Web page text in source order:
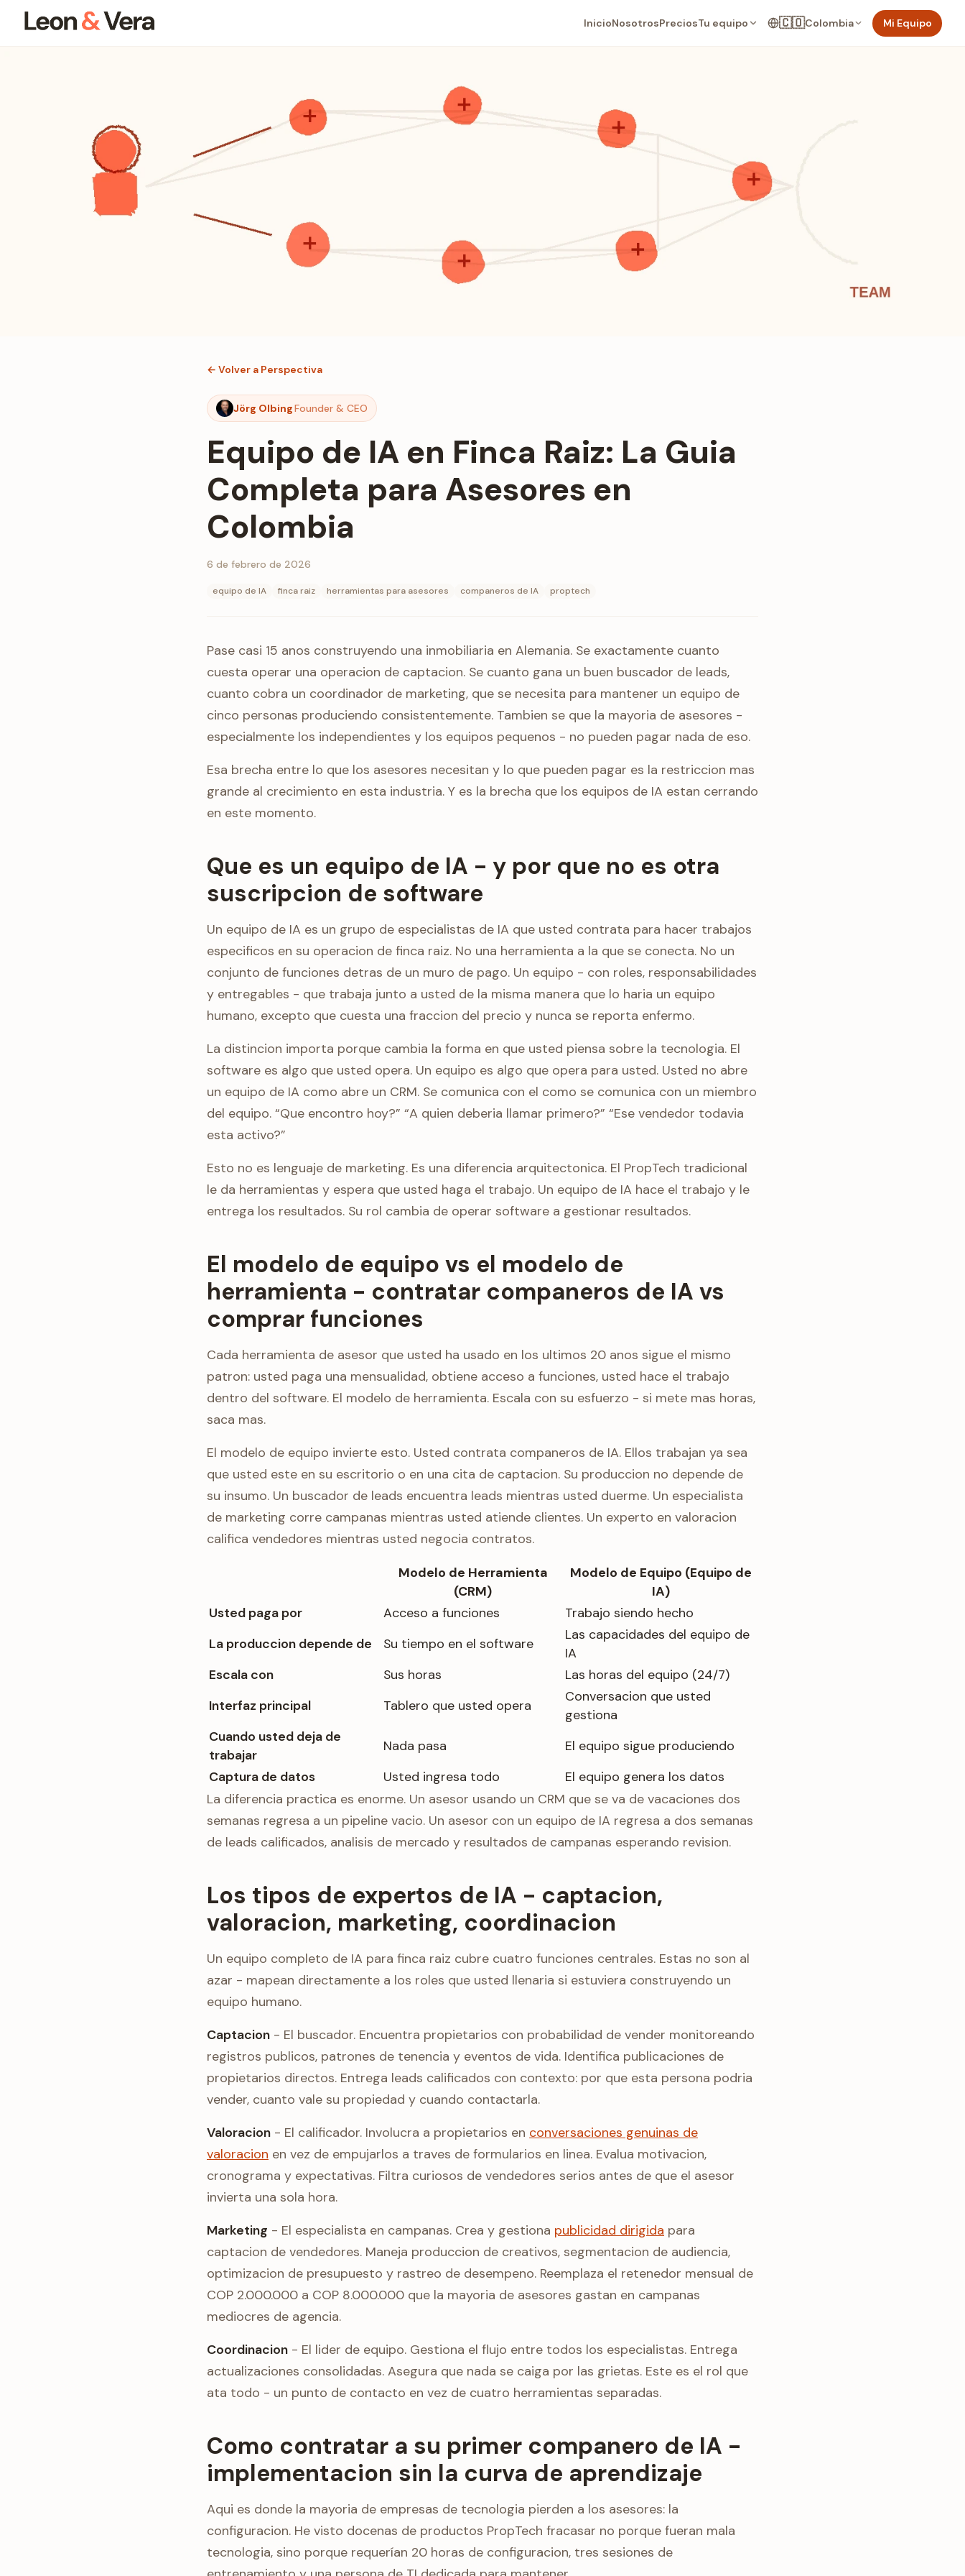
InicioNosotrosPreciosTu equipo 🇨🇴Colombia Mi Equipo
← Volver a Perspectiva
Jörg OlbingFounder & CEO
Equipo de IA en Finca Raiz: La Guia
Completa para Asesores en
Colombia
6 de febrero de 2026
equipo de IA finca raiz herramientas para asesores companeros de IA proptech
Pase casi 15 anos construyendo una inmobiliaria en Alemania. Se exactamente cuanto
cuesta operar una operacion de captacion. Se cuanto gana un buen buscador de leads,
cuanto cobra un coordinador de marketing, que se necesita para mantener un equipo de
cinco personas produciendo consistentemente. Tambien se que la mayoria de asesores -
especialmente los independientes y los equipos pequenos - no pueden pagar nada de eso.
Esa brecha entre lo que los asesores necesitan y lo que pueden pagar es la restriccion mas
grande al crecimiento en esta industria. Y es la brecha que los equipos de IA estan cerrando
en este momento.
Que es un equipo de IA - y por que no es otra
suscripcion de software
Un equipo de IA es un grupo de especialistas de IA que usted contrata para hacer trabajos
especificos en su operacion de finca raiz. No una herramienta a la que se conecta. No un
conjunto de funciones detras de un muro de pago. Un equipo - con roles, responsabilidades
y entregables - que trabaja junto a usted de la misma manera que lo haria un equipo
humano, excepto que cuesta una fraccion del precio y nunca se reporta enfermo.
La distincion importa porque cambia la forma en que usted piensa sobre la tecnologia. El
software es algo que usted opera. Un equipo es algo que opera para usted. Usted no abre
un equipo de IA como abre un CRM. Se comunica con el como se comunica con un miembro
del equipo. “Que encontro hoy?” “A quien deberia llamar primero?” “Ese vendedor todavia
esta activo?”
Esto no es lenguaje de marketing. Es una diferencia arquitectonica. El PropTech tradicional
le da herramientas y espera que usted haga el trabajo. Un equipo de IA hace el trabajo y le
entrega los resultados. Su rol cambia de operar software a gestionar resultados.
El modelo de equipo vs el modelo de
herramienta - contratar companeros de IA vs
comprar funciones
Cada herramienta de asesor que usted ha usado en los ultimos 20 anos sigue el mismo
patron: usted paga una mensualidad, obtiene acceso a funciones, usted hace el trabajo
dentro del software. El modelo de herramienta. Escala con su esfuerzo - si mete mas horas,
saca mas.
El modelo de equipo invierte esto. Usted contrata companeros de IA. Ellos trabajan ya sea
que usted este en su escritorio o en una cita de captacion. Su produccion no depende de
su insumo. Un buscador de leads encuentra leads mientras usted duerme. Un especialista
de marketing corre campanas mientras usted atiende clientes. Un experto en valoracion
califica vendedores mientras usted negocia contratos.
Modelo de Herramienta
(CRM)
Modelo de Equipo (Equipo de
IA)
Usted paga por
Acceso a funciones
Trabajo siendo hecho
La produccion depende de
Su tiempo en el software
Las capacidades del equipo de
IA
Escala con
Sus horas
Las horas del equipo (24/7)
Interfaz principal
Tablero que usted opera
Conversacion que usted
gestiona
Cuando usted deja de
trabajar
Nada pasa
El equipo sigue produciendo
Captura de datos
Usted ingresa todo
El equipo genera los datos
La diferencia practica es enorme. Un asesor usando un CRM que se va de vacaciones dos
semanas regresa a un pipeline vacio. Un asesor con un equipo de IA regresa a dos semanas
de leads calificados, analisis de mercado y resultados de campanas esperando revision.
Los tipos de expertos de IA - captacion,
valoracion, marketing, coordinacion
Un equipo completo de IA para finca raiz cubre cuatro funciones centrales. Estas no son al
azar - mapean directamente a los roles que usted llenaria si estuviera construyendo un
equipo humano.
Captacion - El buscador. Encuentra propietarios con probabilidad de vender monitoreando
registros publicos, patrones de tenencia y eventos de vida. Identifica publicaciones de
propietarios directos. Entrega leads calificados con contexto: por que esta persona podria
vender, cuanto vale su propiedad y cuando contactarla.
Valoracion - El calificador. Involucra a propietarios en conversaciones genuinas de
valoracion en vez de empujarlos a traves de formularios en linea. Evalua motivacion,
cronograma y expectativas. Filtra curiosos de vendedores serios antes de que el asesor
invierta una sola hora.
Marketing - El especialista en campanas. Crea y gestiona publicidad dirigida para
captacion de vendedores. Maneja produccion de creativos, segmentacion de audiencia,
optimizacion de presupuesto y rastreo de desempeno. Reemplaza el retenedor mensual de
COP 2.000.000 a COP 8.000.000 que la mayoria de asesores gastan en campanas
mediocres de agencia.
Coordinacion - El lider de equipo. Gestiona el flujo entre todos los especialistas. Entrega
actualizaciones consolidadas. Asegura que nada se caiga por las grietas. Este es el rol que
ata todo - un punto de contacto en vez de cuatro herramientas separadas.
Como contratar a su primer companero de IA -
implementacion sin la curva de aprendizaje
Aqui es donde la mayoria de empresas de tecnologia pierden a los asesores: la
configuracion. He visto docenas de productos PropTech fracasar no porque fueran mala
tecnologia, sino porque requerían 20 horas de configuracion, tres sesiones de